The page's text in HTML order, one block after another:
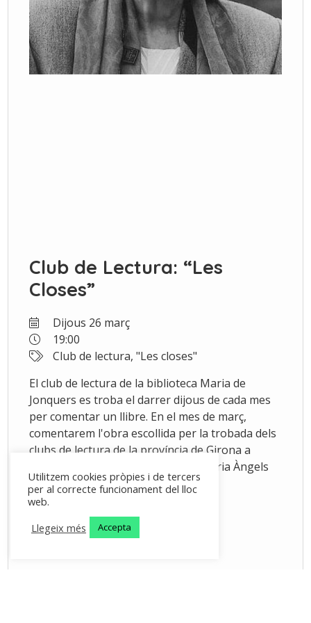
Club de Lectura: “Les
Closes”
Dijous 26 març
19:00
Club de lectura, "Les closes"
El club de lectura de la biblioteca Maria de
Jonquers es troba el darrer dijous de cada mes
per comentar un llibre. En el mes de març,
comentarem l'obra escollida per la trobada dels
clubs de lectura de la província de Girona a
l'Estartit: "Les closes" escrita per Maria Àngels
Anglada.
Utilitzem cookies pròpies i de tercers
per al correcte funcionament del lloc
web.
Llegeix més
Accepta